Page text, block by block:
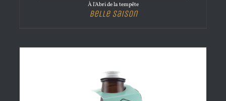
À l'Abri de la tempête
Belle Saison